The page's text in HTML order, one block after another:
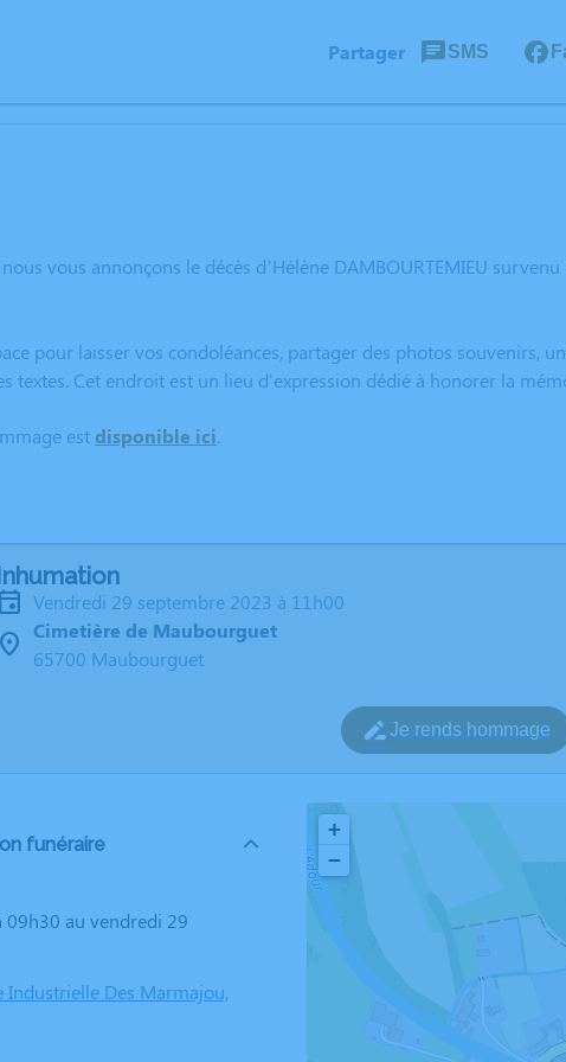
Partager SMS
vous annonçons le décès d’Hélène DAMBOURTEMIEU
pour laisser vos condoléances, partager des photos souvenirs,
textes. Cet endroit est un lieu d'expression dédié à honorer la
estdisponible ici.
Inhumation
vendredi 29 septembre 2023 à 11h00
Cimetière de Maubourguet
65700 Maubourguet
Je rends hommage
funéraire
Industrielle Des Marmajou,
+
−